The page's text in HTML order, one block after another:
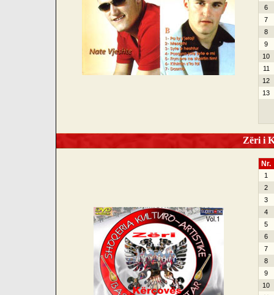
6
7
8
9
10
11
12
13
Zëri i
Nr.
1
2
3
4
5
6
7
8
9
10